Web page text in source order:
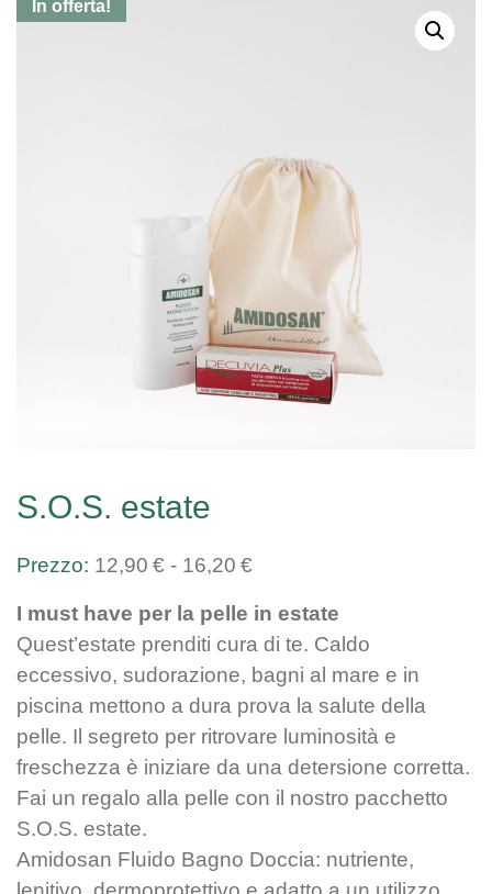
In offerta!
S.O.S. estate
12,90 € - 16,20 €
prezzo:
da
12,90€
a
16,20€
I must have per la pelle in estate
Quest’estate prenditi cura di te. Caldo
eccessivo, sudorazione, bagni al mare e in
piscina mettono a dura prova la salute della
pelle. Il segreto per ritrovare luminosità e
freschezza è iniziare da una detersione corretta.
Fai un regalo alla pelle con il nostro pacchetto
S.O.S. estate.
Amidosan Fluido Bagno Doccia: nutriente,